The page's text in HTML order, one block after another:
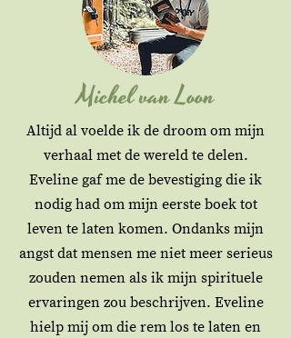
Michel van Loon
Altijd al voelde ik de droom om mijn
verhaal met de wereld te delen.
Eveline gaf me de bevestiging die ik
nodig had om mijn eerste boek tot
leven te laten komen. Ondanks mijn
angst dat mensen me niet meer serieus
zouden nemen als ik mijn spirituele
ervaringen zou beschrijven. Eveline
hielp mij om die rem los te laten en